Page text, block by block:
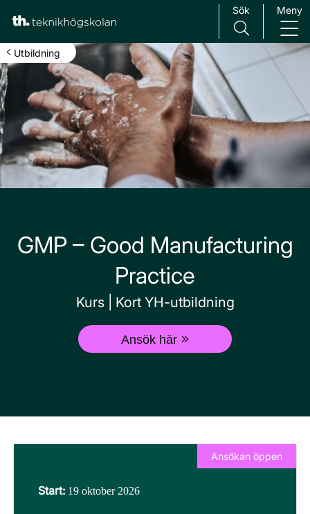
Main Navigation
Sök Meny
Utbildning
GMP – Good Manufacturing
Practice
Kurs | Kort YH-utbildning
Ansök här
Start: 19 oktober 2026
Ansökan öppen